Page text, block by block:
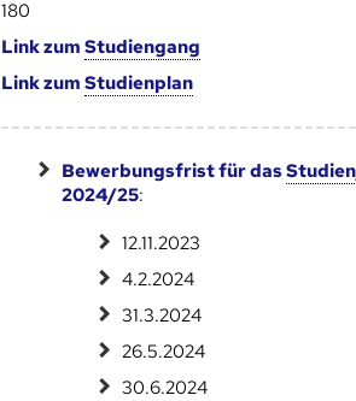
180
Link zumStudien­gang
Link zumStudien­plan
Bewerbungsfrist für das
2024/25:
12.11.2023
4.2.2024
31.3.2024
26.5.2024
30.6.2024